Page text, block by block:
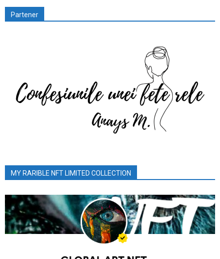
Partener
MY RARIBLE NFT LIMITED COLLECTION